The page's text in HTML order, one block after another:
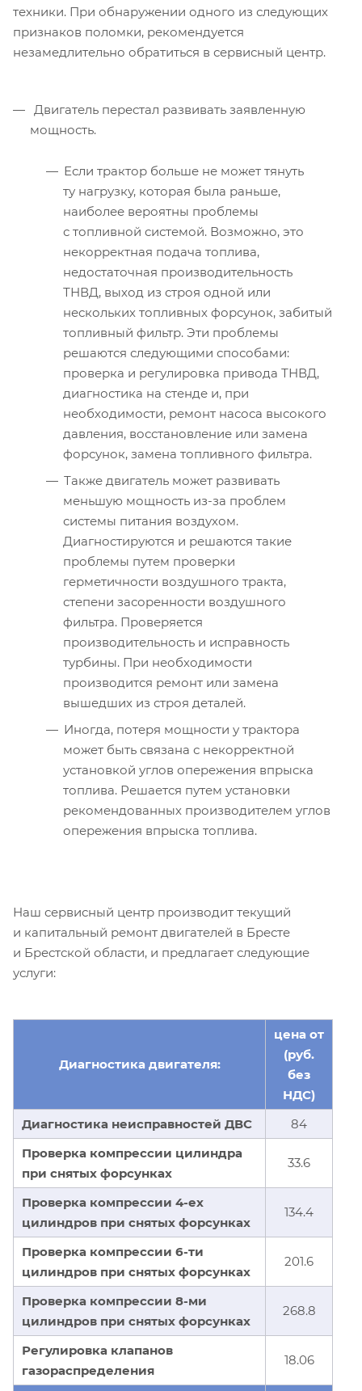
техники. При обнаружении одного из следующих
признаков поломки, рекомендуется
незамедлительно обратиться в сервисный центр.
Двигатель перестал развивать заявленную
мощность.
Если трактор больше не может тянуть
ту нагрузку, которая была раньше,
наиболее вероятны проблемы
с топливной системой. Возможно, это
некорректная подача топлива,
недостаточная производительность
ТНВД, выход из строя одной или
нескольких топливных форсунок, забитый
топливный фильтр. Эти проблемы
решаются следующими способами:
проверка и регулировка привода ТНВД,
диагностика на стенде и, при
необходимости, ремонт насоса высокого
давления, восстановление или замена
форсунок, замена топливного фильтра.
Также двигатель может развивать
меньшую мощность из-за проблем
системы питания воздухом.
Диагностируются и решаются такие
проблемы путем проверки
герметичности воздушного тракта,
степени засоренности воздушного
фильтра. Проверяется
производительность и исправность
турбины. При необходимости
производится ремонт или замена
вышедших из строя деталей.
Иногда, потеря мощности у трактора
может быть связана с некорректной
установкой углов опережения впрыска
топлива. Решается путем установки
рекомендованных производителем углов
опережения впрыска топлива.
Наш сервисный центр производит текущий
и капитальный ремонт двигателей в Бресте
и Брестской области, и предлагает следующие
услуги:
Диагностика двигателя:
цена от
(руб.
без
НДС)
Диагностика неисправностей ДВС
84
Проверка компрессии цилиндра
при снятых форсунках
33.6
Проверка компрессии 4-ех
цилиндров при снятых форсунках
134.4
Проверка компрессии 6-ти
цилиндров при снятых форсунках
201.6
Проверка компрессии 8-ми
цилиндров при снятых форсунках
268.8
Регулировка клапанов
газораспределения
18.06